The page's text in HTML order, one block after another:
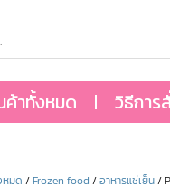
ค้าทั้งหมด วิธีการ
หมด /Frozen food /อาหารแช่เย็น/